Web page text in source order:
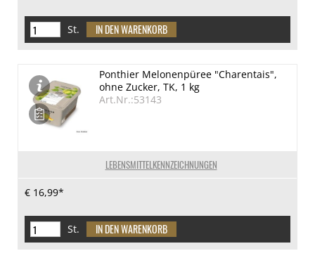
St.
LEBENSMITTELKENNZEICHNUNGEN
Ponthier Melonenpüree "Charentais",
ohne Zucker, TK, 1 kg
Art.Nr.:53143
€ 16,99*
St.